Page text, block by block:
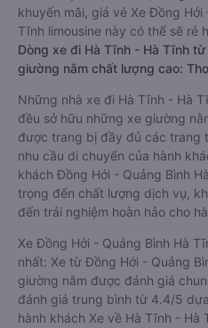
khuyến mãi, giá vé Xe Đồng
Tĩnh limousine này có thể sẽ rẻ
Dòng xe đi Hà Tĩnh - Hà Tĩnh
giường nằm chất lượng cao:
Những nhà xe đi Hà Tĩnh - Hà
đều sở hữu những xe giường
được trang bị đầy đủ các trang
nhu cầu di chuyển của hành
khách Đồng Hới - Quảng Bình
trọng đến chất lượng dịch vụ,
đến trải nghiệm hoàn hảo cho
Xe Đồng Hới - Quảng Bình Hà
nhất: Xe từ Đồng Hới - Quảng
giường nằm được đánh giá
đánh giá trung bình từ 4.4/5
hành khách Xe về Hà Tĩnh -